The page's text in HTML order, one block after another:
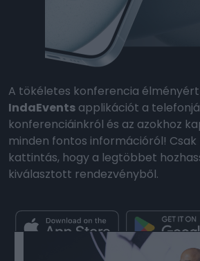
A tökéletes konferencia
IndaEvents applikációt a
konferenciáinkról és az azokhoz
minden fontos információról! Csak
kattintás, hogy a legtöbbet
kiválasztott rendezvényből.